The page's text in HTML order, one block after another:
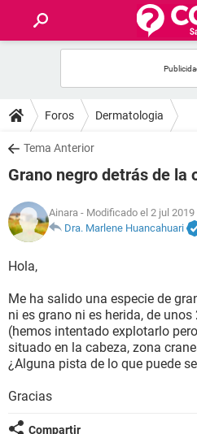
FOROS
SALUD
NUTRICIÓN
BIENESTAR
SEXUALIDAD
GLOSARIO
Foros Dermatologia
Tema Anterior
Grano negro detrás de la
Ainara - Modificado el 2 jul 2019
Dra. Marlene Huancahuari
Hola,
Me ha salido una especie de
ni es grano ni es herida, de
(hemos intentado explotarlo
situado en la cabeza, zona
¿Alguna pista de lo que puede
Gracias
Compartir